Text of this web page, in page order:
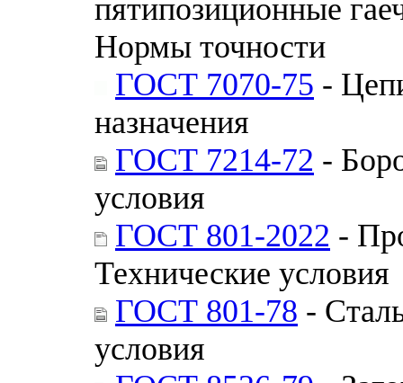
пятипозиционные
Нормы точности
ГОСТ 7070-75 -
назначения
ГОСТ 7214-72 -
условия
ГОСТ 801-2022 -
Технические условия
ГОСТ 801-78 -
условия